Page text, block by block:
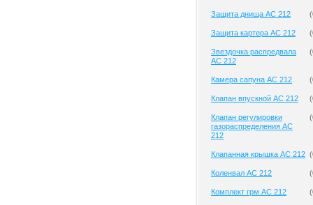
Защита днища AC 212 (
Защита картера AC 212 (
Звездочка распредвала
AC 212
(
Камера сапуна AC 212 (
Клапан впускной AC 212 (
Клапан регулировки
газораспределения AC
212
(
Клапанная крышка AC 212 (
Коленвал AC 212 (
Комплект грм AC 212 (